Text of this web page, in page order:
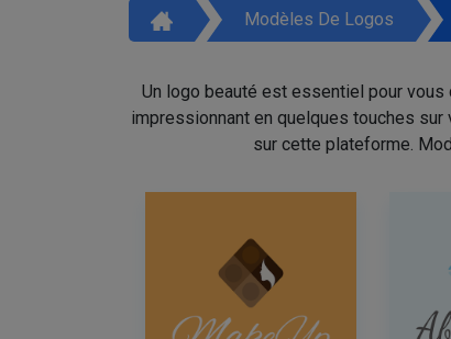
Modèles De Logos
Un logo beauté est essentiel pour vous
impressionnant en quelques touches
sur cette plateforme.